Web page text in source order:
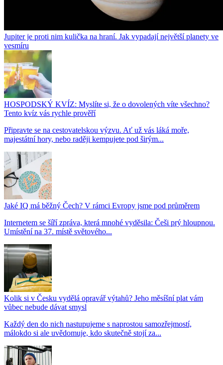
Jupiter je proti nim kulička na hraní. Jak vypadají největší planety ve
vesmíru
HOSPODSKÝ KVÍZ: Myslíte si, že o dovolených víte všechno?
Tento kvíz vás rychle prověří
Připravte se na cestovatelskou výzvu. Ať už vás láká moře,
majestátní hory, nebo raději kempujete pod širým...
Jaké IQ má běžný Čech? V rámci Evropy jsme pod průměrem
Internetem se šíří zpráva, která mnohé vyděsila: Češi prý hloupnou.
Umístění na 37. místě světového...
Kolik si v Česku vydělá opravář výtahů? Jeho měsíšní plat vám
vůbec nebude dávat smysl
Každý den do nich nastupujeme s naprostou samozřejmostí,
málokdo si ale uvědomuje, kdo skutečně stojí za...